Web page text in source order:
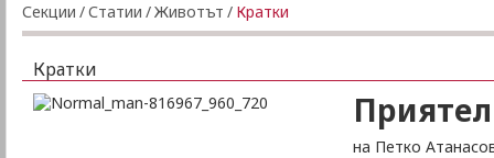
Секции /Статии /Животът / Кратки
Кратки
на Петко